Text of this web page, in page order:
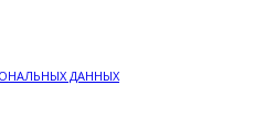
ДАННЫХ